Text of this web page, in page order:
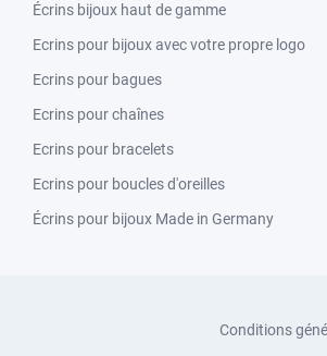
Écrins bijoux haut de gamme
Ecrins pour bijoux avec votre propre logo
Ecrins pour bagues
Ecrins pour chaînes
Ecrins pour bracelets
Ecrins pour boucles d'oreilles
Écrins pour bijoux Made in Germany
Conditions